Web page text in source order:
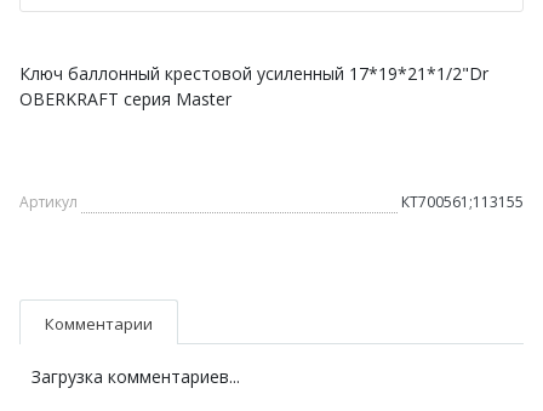
Ключ баллонный крестовой усиленный 17*19*21*1/2"Dr
OBERKRAFT серия Master
Артикул КТ700561;113155
Комментарии
Загрузка комментариев...